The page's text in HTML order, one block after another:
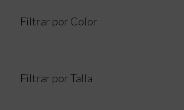
Filtrar por Color
Filtrar por Talla